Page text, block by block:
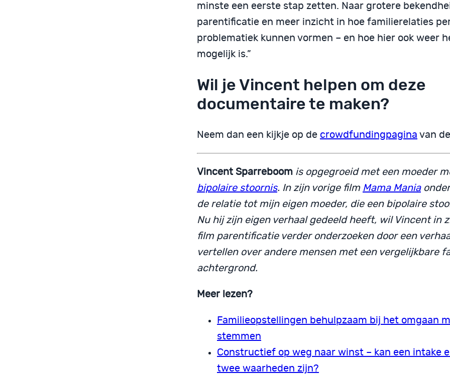
minste een eerste stap zetten. Naar grotere
parentificatie en meer inzicht in hoe familierelaties
problematiek kunnen vormen – en hoe hier ook weer
mogelijk is.”
Wil je Vincent helpen om deze
documentaire te maken?
Neem dan een kijkje op de crowdfundingpagina van
Vincent Sparreboom is opgegroeid met een moeder
bipolaire stoornis. In zijn vorige film Mama Mania
de relatie tot mijn eigen moeder, die een bipolaire
Nu hij zijn eigen verhaal gedeeld heeft, wil Vincent in
film parentificatie verder onderzoeken door een
vertellen over andere mensen met een vergelijkbare
achtergrond.
Meer lezen?
Familieopstellingen behulpzaam bij het omgaan
stemmen
Constructief op weg naar winst – kan een intake
twee waarheden zijn?